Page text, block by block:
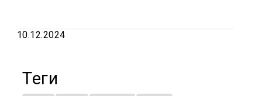
10.12.2024
Теги